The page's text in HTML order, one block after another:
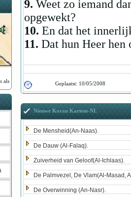
9. Weet zo iemand
opgewekt?
10. En dat het
11. Dat hun Heer hen
Geplaatst: 10/05/2008
Nieuwe Koran Kariem-NL
De Mensheid(An-Naas).
De Dauw (Al-Falaq).
Zuiverheid van Geloof(Al-Ichlaas).
De Palmvezel, De Vlam(Al-Masad,
De Overwinning (An-Nasr).
als